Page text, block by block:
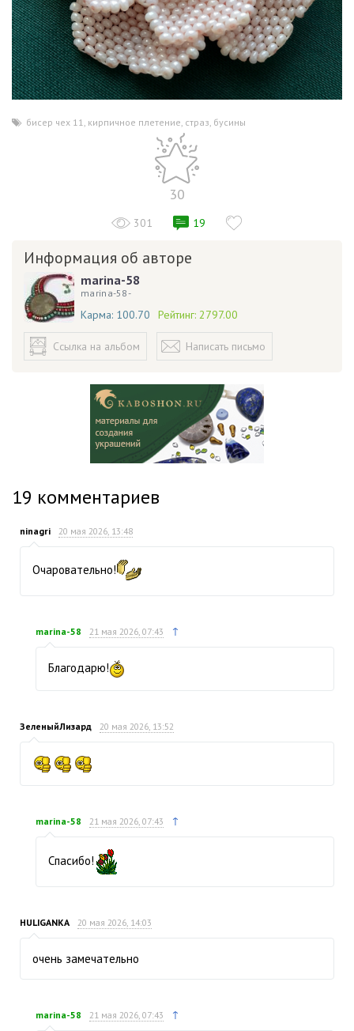
бисер чех 11, кирпичное плетение, страз, бусины
30
301 19
Информация об авторе
marina-58
marina-58-
Карма: 100.70 Рейтинг: 2797.00
Ссылка на альбом Написать письмо
19 комментариев
ninagri 20 мая 2026, 13:48
Очаровательно!
marina-58 21 мая 2026, 07:43 ↑
Благодарю!
ЗеленыйЛизард 20 мая 2026, 13:52
marina-58 21 мая 2026, 07:43 ↑
Спасибо!
HULIGANKA 20 мая 2026, 14:03
очень замечательно
marina-58 21 мая 2026, 07:43 ↑